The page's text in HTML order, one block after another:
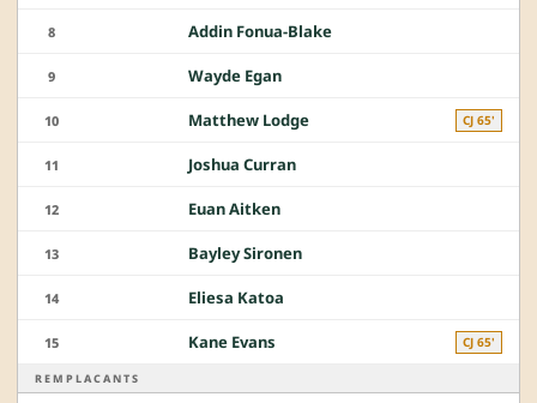
8 Addin Fonua-Blake
9 Wayde Egan
10 Matthew Lodge CJ 65'
11 Joshua Curran
12 Euan Aitken
13 Bayley Sironen
14 Eliesa Katoa
15 Kane Evans CJ 65'
REMPLACANTS